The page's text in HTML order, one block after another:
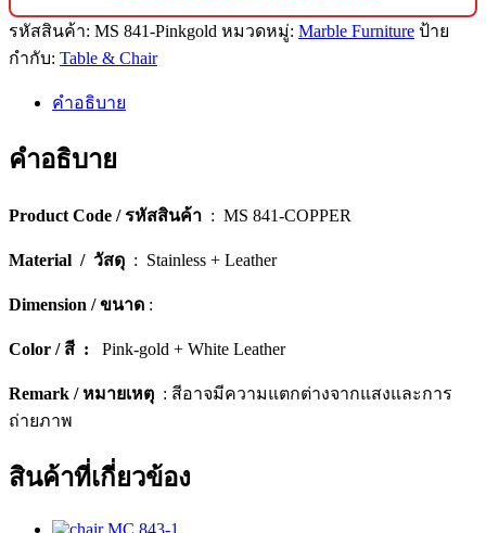
ไซน์
ลัก
ชัว
แตน
โม
[841-
ชิ้น
รหัสสินค้า: MS 841-Pinkgold หมวดหมู่: Marble Furniture ป้าย
กำกับ: Table & Chair
คำอธิบาย
คำอธิบาย
Product Code / รหัสสินค้า : MS 841-COPPER
Material / วัสดุ : Stainless + Leather
Dimension / ขนาด :
Color / สี : Pink-gold + White Leather
Remark / หมายเหตุ : สีอาจมีความแตกต่างจากแสงและการ
ถ่ายภาพ
สินค้าที่เกี่ยวข้อง